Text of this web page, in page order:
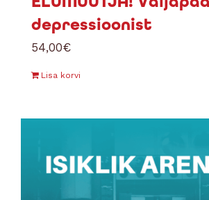
depressioonist
54,00€
Lisa korvi